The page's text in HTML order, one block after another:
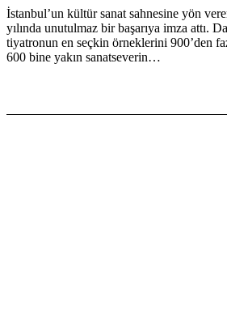
İstanbul’un kültür sanat sahnesine yön
yılında unutulmaz bir başarıya imza attı.
tiyatronun en seçkin örneklerini 900’den
600 bine yakın sanatseverin…